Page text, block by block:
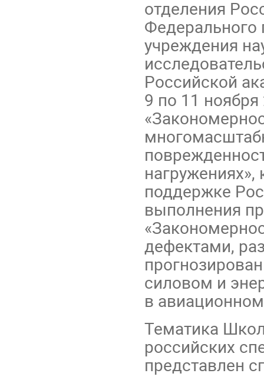
отделения
Федерального
учреждения
Российской
9 по 11
нагружениях»,
поддержке
выполнения
дефектами,
силовом и
в
Тематика
российских
представлен